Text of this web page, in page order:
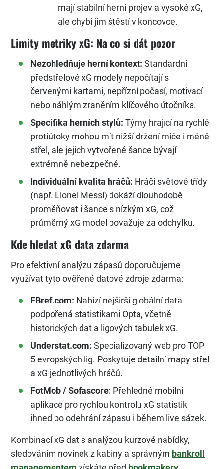
mají stabilní herní projev a vysoké xG,
ale chybí jim štěstí v koncovce.
Limity metriky xG: Na co si dát pozor
Nezohledňuje herní kontext: Standardní
předstřelové xG modely nepočítají s
červenými kartami, nepřízní počasí, motivací
nebo náhlým zraněním klíčového útočníka.
Specifika herních stylů: Týmy hrající na rychlé
protiútoky mohou mít nižší držení míče i méně
střel, ale jejich vytvořené šance bývají
extrémně nebezpečné.
Individuální kvalita hráčů: Hráči světové třídy
(např. Lionel Messi) dokáží dlouhodobě
proměňovat i šance s nízkým xG, což
průměrný xG model považuje za odchylku.
Kde hledat xG data zdarma
Pro efektivní analýzu zápasů doporučujeme
využívat tyto ověřené datové zdroje zdarma:
FBref.com: Nabízí nejširší globální data
podpořená statistikami Opta, včetně
historických dat a ligových tabulek xG.
Understat.com: Specializovaný web pro TOP
5 evropských lig. Poskytuje detailní mapy střel
a xG jednotlivých hráčů.
FotMob / Sofascore: Přehledné mobilní
aplikace pro rychlou kontrolu xG statistik
ihned po odehrání zápasu i během live sázek.
Kombinací xG dat s analýzou kurzové nabídky,
sledováním novinek z kabiny a správným bankroll